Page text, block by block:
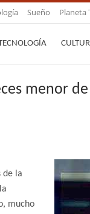
Sueño Planeta
menor
de la
mucho